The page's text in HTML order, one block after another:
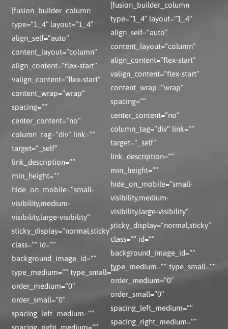
[fusion_builder_column
type=“1_4″ layout=“1_4″
align_self=“auto“
content_layout=“column“
align_content=“flex-start“
valign_content=“flex-start“
content_wrap=“wrap“
spacing=““
center_content=“no“
column_tag=“div“ link=““
target=“_self“
link_description=““
min_height=““
hide_on_mobile=“small-
visibility,medium-
visibility,large-visibility“
sticky_display=“normal,sticky“
class=““ id=““
background_image_id=““
type_medium=““ type_small=““
order_medium=“0″
order_small=“0″
spacing_left_medium=““
[fusion_builder_column
type=“1_4″ layout=“1_4″
align_self=“auto“
content_layout=“column“
align_content=“flex-start“
valign_content=“flex-start“
content_wrap=“wrap“
spacing=““
center_content=“no“
column_tag=“div“ link=““
target=“_self“
link_description=““
min_height=““
hide_on_mobile=“small-
visibility,medium-
visibility,large-visibility“
sticky_display=“normal,sticky“
class=““ id=““
background_image_id=““
type_medium=““ type_small=““
order_medium=“0″
order_small=“0″
spacing_left_medium=““
spacing_right_medium=““